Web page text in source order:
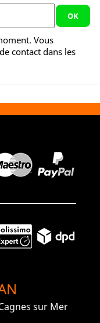
Vous
contact dans les
sur Mer